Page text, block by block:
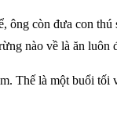
ông còn đưa con
nào về là ăn
Thế là một buổi tối